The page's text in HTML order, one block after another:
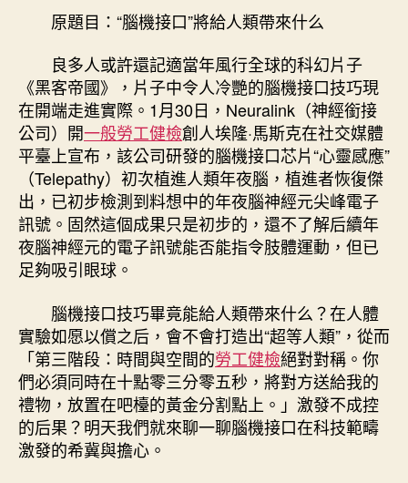
期
醫
體
檢
機
接
口”
將
給
人
類
帶
來
中
原題目：“腦機接口”將給人類帶來什么
良多人或許還記適當年風行全球的科幻片子
《黑客帝國》，片子中令人冷艷的腦機接口技巧現
在開端走進實際。1月30日，Neuralink（神經銜接
公司）開一般勞工健檢創人埃隆·馬斯克在社交媒體
平臺上宣布，該公司研發的腦機接口芯片“心靈感應”
（Telepathy）初次植進人類年夜腦，植進者恢復傑
出，已初步檢測到料想中的年夜腦神經元尖峰電子
訊號。固然這個成果只是初步的，還不了解后續年
夜腦神經元的電子訊號能否能指令肢體運動，但已
足夠吸引眼球。
腦機接口技巧畢竟能給人類帶來什么？在人體
實驗如愿以償之后，會不會打造出“超等人類”，從而
「第三階段：時間與空間的勞工健檢絕對對稱。你
們必須同時在十點零三分零五秒，將對方送給我的
禮物，放置在吧檯的黃金分割點上。」激發不成控
的后果？明天我們就來聊一聊腦機接口在科技範疇
激發的希冀與擔心。